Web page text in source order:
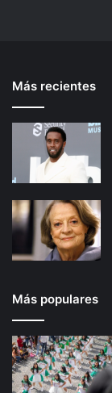
Más recientes
Más populares